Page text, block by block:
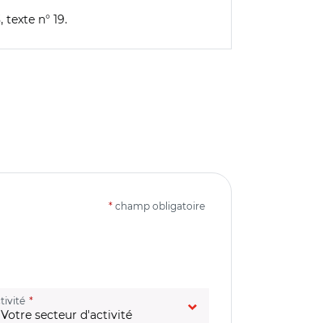
n° 19.
* champ obligatoire
(champ obligatoire)